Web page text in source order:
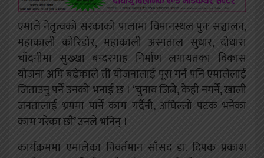
एमाले नेतृत्वको सरकाको पालामा विमानस्थल पुनः सञ्चालन,
महाकाली कोरिडोर, महाकाली अस्पताल सुधार, दोधारा
चाँदनीमा सुख्खा बन्दरगाह निर्माण लगायतका विकास
योजना अघि बढेकाले ती योजनालाई पूरा गर्न पनि एमालेलाई
जिताउनु पर्ने उनको भनाई छ ।‘चुनाव जित्ने, केही नगर्ने, खाली
जनतालाई भ्रममा पार्ने काम गर्दैनौ, अघिल्लो पटक भनेका
काम गरेका छौ’ उनले भनिन् ।
कार्यक्रममा एमालेका निवर्तमान साँसद डा. दिपक प्रकाश